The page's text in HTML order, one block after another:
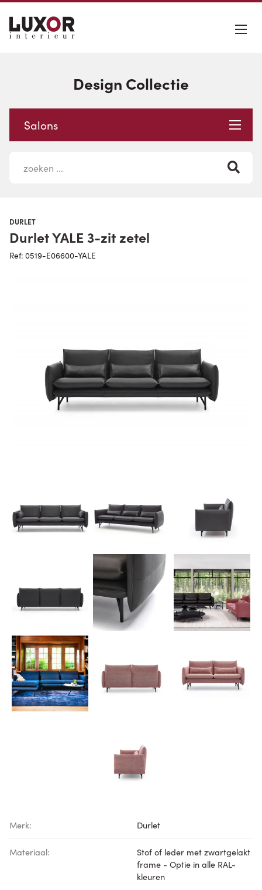
Design Collectie
Salons
DURLET
Durlet YALE 3-zit zetel
Ref: 0519-E06600-YALE
Merk: Durlet
Materiaal:
Stof of leder met zwartgelakt
frame - Optie in alle RAL-
kleuren